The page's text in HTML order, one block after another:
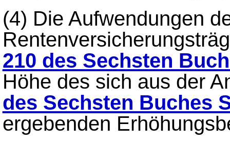
(4) Die Aufwendungen
210 des Sechsten
Höhe des sich aus der
des Sechsten Buches
ergebenden